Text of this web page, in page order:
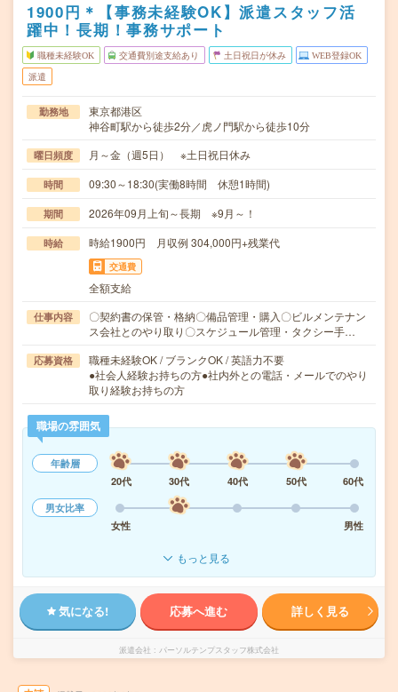
1900円＊【事務未経験OK】派遣スタッフ活
躍中！長期！事務サポート
職種未経験OK 交通費別途支給あり 土日祝日が休み WEB登録OK
派遣
勤務地
東京都港区
神谷町駅から徒歩2分／虎ノ門駅から徒歩10分
曜日頻度 月～金（週5日） ※土日祝日休み
時間 09:30～18:30(実働8時間 休憩1時間)
期間 2026年09月上旬～長期 ※9月～！
時給 時給1900円 月収例 304,000円+残業代
交通費
全額支給
仕事内容
〇契約書の保管・格納〇備品管理・購入〇ビルメンテナン
ス会社とのやり取り〇スケジュール管理・タクシー手…
応募資格
職種未経験OK / ブランクOK / 英語力不要
●社会人経験お持ちの方●社内外との電話・メールでのやり
取り経験お持ちの方
職場の雰囲気
年齢層
20代
30代 40代 50代
60代
男女比率
女性
男性
もっと見る
気になる! 応募へ進む 詳しく見る
派遣会社 パーソルテンプスタッフ株式会社